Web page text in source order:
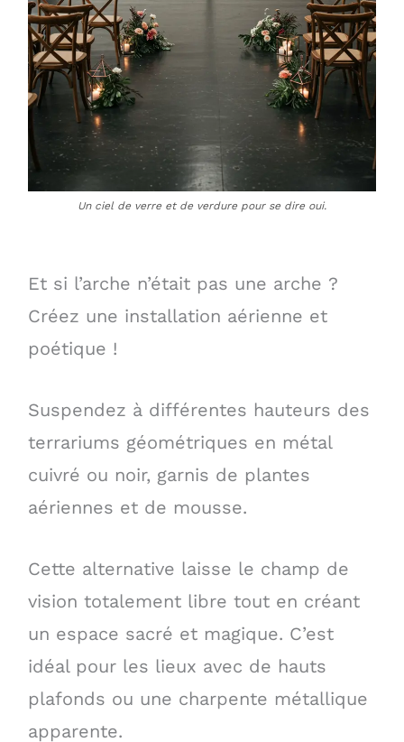
Un ciel de verre et de verdure pour se dire oui.
Et si l’arche n’était pas une arche ?
Créez une installation aérienne et
poétique !
Suspendez à différentes hauteurs des
terrariums géométriques en métal
cuivré ou noir, garnis de plantes
aériennes et de mousse.
Cette alternative laisse le champ de
vision totalement libre tout en créant
un espace sacré et magique. C’est
idéal pour les lieux avec de hauts
plafonds ou une charpente métallique
apparente.